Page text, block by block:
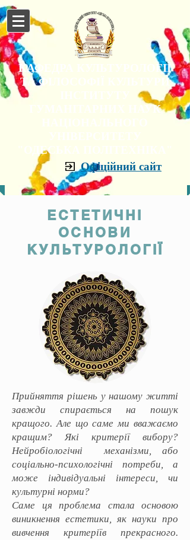
КАФЕДРА КУЛЬТУРОЛОГІЇ
ТА ФІЛОСОФІЇ КУЛЬТУРИ
ГУМАНІТАРНИХ НАУК
"ОДЕСЬКА ПОЛІТЕХНІКА"
Офіційний сайт
ЕСТЕТИЧНІ
ОСНОВИ
КУЛЬТУРОЛОГІЇ
Прийняття рішень у нашому житті
завжди спирається на пошук
кращого. Але що саме ми вважаємо
кращим? Які критерії вибору?
Нейробіологічні механізми, або
соціально-психологічні потреби, а
може індивідуальні інтереси, чи
культурні норми?
Саме ця проблема стала основою
виникнення естетики, як науки про
вивчення критеріїв прекрасного.